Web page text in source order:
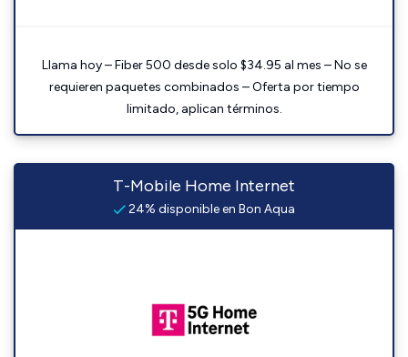
Llama hoy – Fiber 500 desde solo $34.95 al mes – No se
requieren paquetes combinados – Oferta por tiempo
limitado, aplican términos.
T-Mobile Home Internet
24% disponible en Bon Aqua